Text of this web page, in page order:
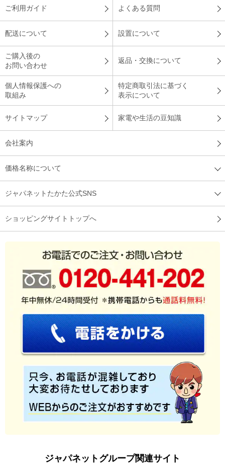
ご利用ガイド よくある質問
配送について 設置について
ご購入後の
お問い合わせ
返品・交換について
個人情報保護への
取組み
特定商取引法に基づく
表示について
サイトマップ 家電や生活の豆知識
会社案内
価格名称について
ジャパネットたかた公式SNS
ショッピングサイトトップへ
ジャパネットグループ関連サイト